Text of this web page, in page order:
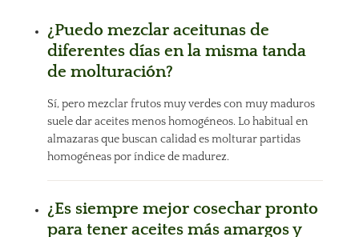
¿Puedo mezclar aceitunas de
diferentes días en la misma tanda
de molturación?
Sí, pero mezclar frutos muy verdes con muy maduros
suele dar aceites menos homogéneos. Lo habitual en
almazaras que buscan calidad es molturar partidas
homogéneas por índice de madurez.
¿Es siempre mejor cosechar pronto
para tener aceites más amargos y